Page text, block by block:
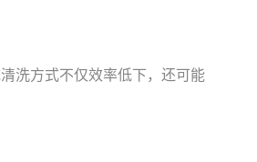
洗方式不仅效率低下，还可能